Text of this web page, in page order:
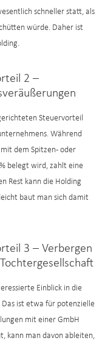
schneller statt, als
würde. Daher ist
2 –
Steuervorteil
Während
dem Spitzen- oder
belegt wird, zahlt eine
Rest kann die Holding
baut man sich damit
3 – Verbergen
Einblick in die
ist etwa für potenzielle
mit einer GmbH
kann man davon ableiten,